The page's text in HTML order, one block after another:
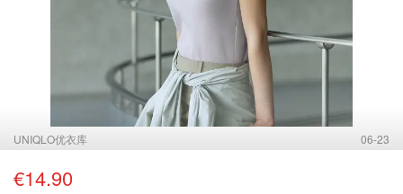
UNIQLO优衣库 06-23
€14.90